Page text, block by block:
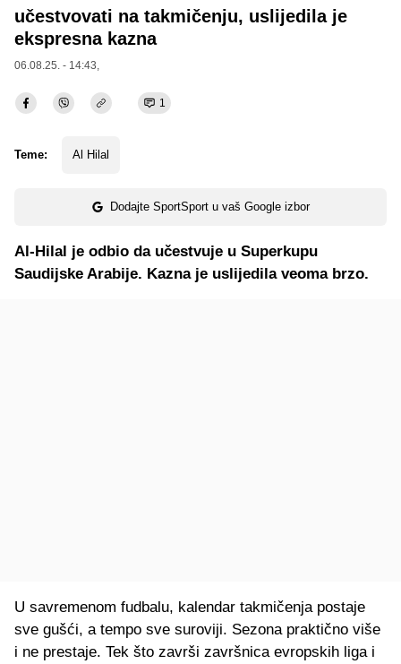
učestvovati na takmičenju, uslijedila je
ekspresna kazna
06.08.25. - 14:43,
1
Teme: Al Hilal
Dodajte SportSport u vaš Google izbor
Al-Hilal je odbio da učestvuje u Superkupu
Saudijske Arabije. Kazna je uslijedila veoma brzo.
U savremenom fudbalu, kalendar takmičenja postaje
sve gušći, a tempo sve suroviji. Sezona praktično više
i ne prestaje. Tek što završi završnica evropskih liga i